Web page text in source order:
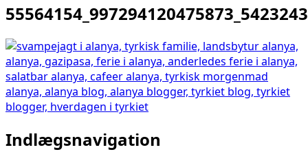
Indlægsnavigation